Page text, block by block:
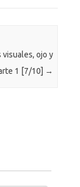
visuales, ojo y
1 [7/10] →